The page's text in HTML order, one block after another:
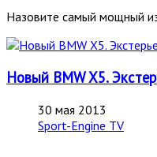
Назовите самый мощный
Новый BMW X5.
30 мая 2013
Sport-Engine TV